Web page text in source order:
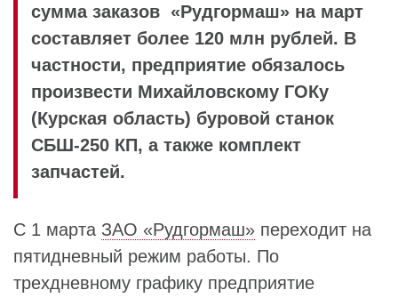
сумма заказов «Рудгормаш» на март
составляет более 120 млн рублей. В
частности, предприятие обязалось
произвести Михайловскому ГОКу
(Курская область) буровой станок
СБШ-250 КП, а также комплект
запчастей.
С 1 марта ЗАО «Рудгормаш» переходит на
пятидневный режим работы. По
трехдневному графику предприятие